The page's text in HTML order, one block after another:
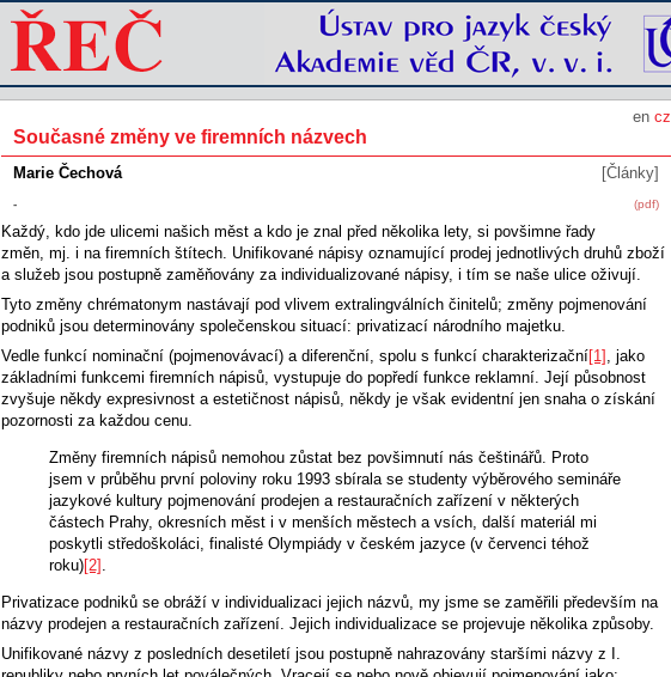
en cz
Současné změny ve firemních názvech
Marie Čechová [Články]
(pdf)
-
Každý, kdo jde ulicemi našich měst a kdo je znal před několika lety, si povšimne řady
změn, mj. i na firemních štítech. Unifikované nápisy oznamující prodej jednotlivých druhů zboží
a služeb jsou postupně zaměňovány za individualizované nápisy, i tím se naše ulice oživují.
Tyto změny chrématonym nastávají pod vlivem extralingválních činitelů; změny pojmenování
podniků jsou determinovány společenskou situací: privatizací národního majetku.
Vedle funkcí nominační (pojmenovávací) a diferenční, spolu s funkcí charakterizační[1] , jako
základními funkcemi firemních nápisů, vystupuje do popředí funkce reklamní. Její působnost
zvyšuje někdy expresivnost a estetičnost nápisů, někdy je však evidentní jen snaha o získání
pozornosti za každou cenu.
Změny firemních nápisů nemohou zůstat bez povšimnutí nás češtinářů. Proto
jsem v průběhu první poloviny roku 1993 sbírala se studenty výběrového semináře
jazykové kultury pojmenování prodejen a restauračních zařízení v některých
částech Prahy, okresních měst i v menších městech a vsích, další materiál mi
poskytli středoškoláci, finalisté Olympiády v českém jazyce (v červenci téhož
roku)[2] .
Privatizace podniků se obráží v individualizaci jejich názvů, my jsme se zaměřili především na
názvy prodejen a restauračních zařízení. Jejich individualizace se projevuje několika způsoby.
Unifikované názvy z posledních desetiletí jsou postupně nahrazovány staršími názvy z I.